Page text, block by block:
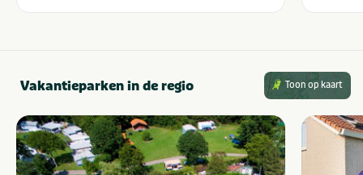
Vakantieparken in de regio Toon op kaart